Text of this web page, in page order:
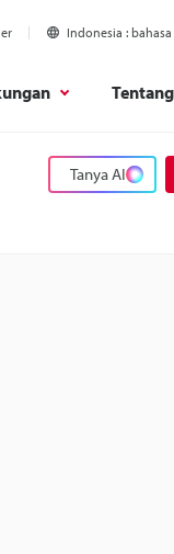
Indonesia
Tanya AI